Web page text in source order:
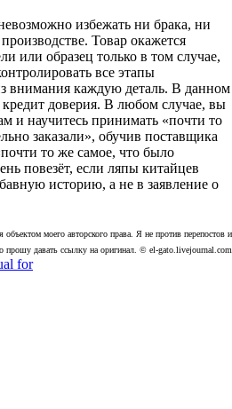
избежать ни брака, ни
Товар окажется
или образец только в том случае,
все этапы
внимания каждую деталь. В данном
кредит доверия. В любом случае, вы
и научитесь принимать «почти то
заказали», обучив поставщика
то же самое, что было
повезёт, если ляпы китайцев
историю, а не в заявление о
объектом моего авторского права. Я не против перепостов и
прошу давать ссылку на оригинал. © el-gato.livejournal.com
for